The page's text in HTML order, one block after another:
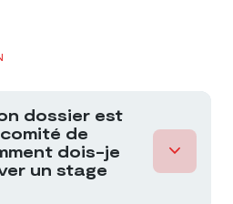
dossier est
de
dois-je
un stage